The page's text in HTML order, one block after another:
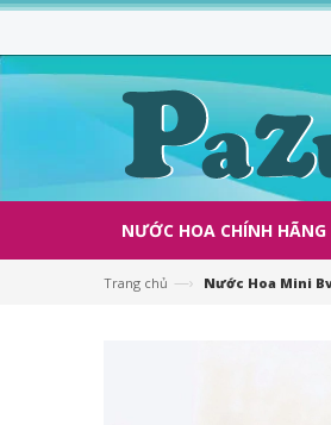
NƯỚC HOA CHÍNH HÃNG
Trang chủ —› Nước Hoa Mini